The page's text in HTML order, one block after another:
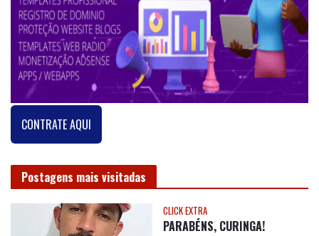
CONTRATE AQUI
Postagens mais visitadas
CLICK EXTRA
PARABÉNS, CURINGA!